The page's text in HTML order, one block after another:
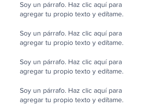
Soy un párrafo. Haz clic aquí para
agregar tu propio texto y edítame.
Soy un párrafo. Haz clic aquí para
agregar tu propio texto y edítame.
Soy un párrafo. Haz clic aquí para
agregar tu propio texto y edítame.
Soy un párrafo. Haz clic aquí para
agregar tu propio texto y edítame.